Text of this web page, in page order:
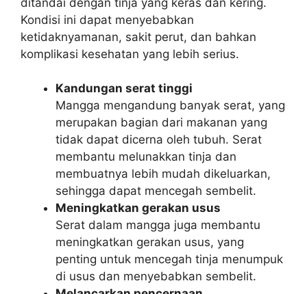
Kondisi ini dapat menyebabkan
ketidaknyamanan, sakit perut, dan bahkan
komplikasi kesehatan yang lebih serius.
Kandungan serat tinggi
Mangga mengandung banyak serat, yang
merupakan bagian dari makanan yang
tidak dapat dicerna oleh tubuh. Serat
membantu melunakkan tinja dan
membuatnya lebih mudah dikeluarkan,
sehingga dapat mencegah sembelit.
Meningkatkan gerakan usus
Serat dalam mangga juga membantu
meningkatkan gerakan usus, yang
penting untuk mencegah tinja menumpuk
di usus dan menyebabkan sembelit.